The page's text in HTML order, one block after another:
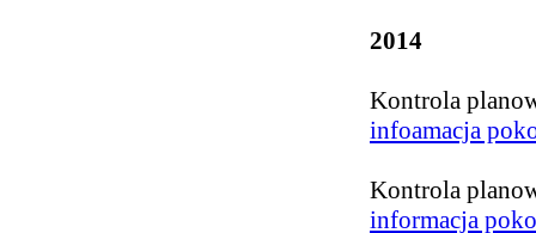
2014
Kontrola
infoamacja
Kontrola
informacja